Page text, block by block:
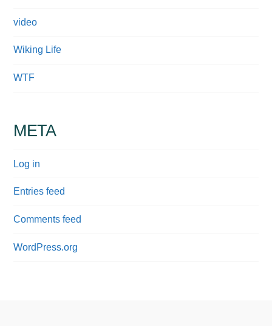
video
Wiking Life
WTF
META
Log in
Entries feed
Comments feed
WordPress.org